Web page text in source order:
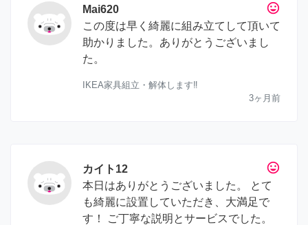
tag_faces
Mai620
この度は早く綺麗に組み立てして頂いて
助かりました。ありがとうございまし
た。
IKEA家具組立・解体します‼︎
3ヶ月前
tag_faces
カイト12
本日はありがとうございました。 とて
も綺麗に設置していただき、大満足で
す！ ご丁寧な説明とサービスでした。